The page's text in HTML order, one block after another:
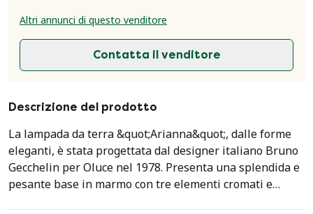
Altri annunci di questo venditore
Contatta il venditore
Descrizione del prodotto
La lampada da terra &quot;Arianna&quot;, dalle forme
eleganti, è stata progettata dal designer italiano Bruno
Gecchelin per Oluce nel 1978. Presenta una splendida e
pesante base in marmo con tre elementi cromati e